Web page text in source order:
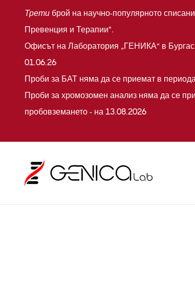
Трети брой на научно-популярното
Превенция и Терапии".
Офисът на Лаборатория „ГЕНИКА“ в
01.06.26
Проби за БАТ няма да се приемат в
Проби за хромозомен анализ няма да се
пробовземането - на 13.08.2026